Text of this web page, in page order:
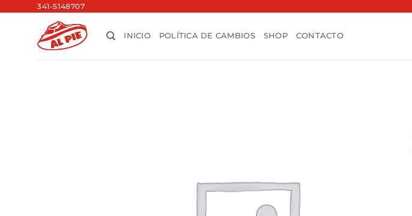
contenido
341-5148707
INICIO POLÍTICA DE CAMBIOS SHOP CONTACTO